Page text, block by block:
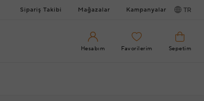
Sipariş Takibi Mağazalar Kampanyalar TR
Hesabım Favorilerim Sepetim